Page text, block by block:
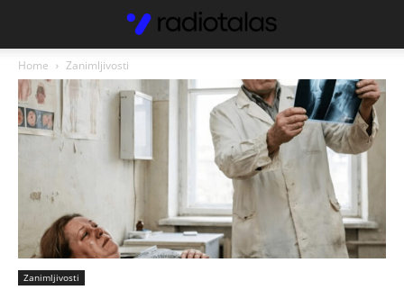
Home Zanimljivosti
Zanimljivosti